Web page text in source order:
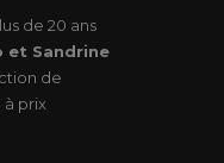
de 20 ans
et Sandrine
de
à prix